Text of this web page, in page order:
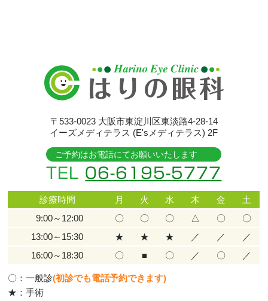
〒533-0023 大阪市東淀川区東淡路4-28-14
イーズメディテラス (E'sメディテラス) 2F
ご予約はお電話にてお願いいたします
TEL 06-6195-5777
診療時間 月 火 水 木 金
土
9:00～12:00
〇 〇 〇 △ 〇
〇
13:00～15:30
★ ★ ★ ／ ／
／
16:00～18:30
〇 ■ 〇 ／ 〇 ／
〇：一般診(初診でも電話予約できます)
★：手術